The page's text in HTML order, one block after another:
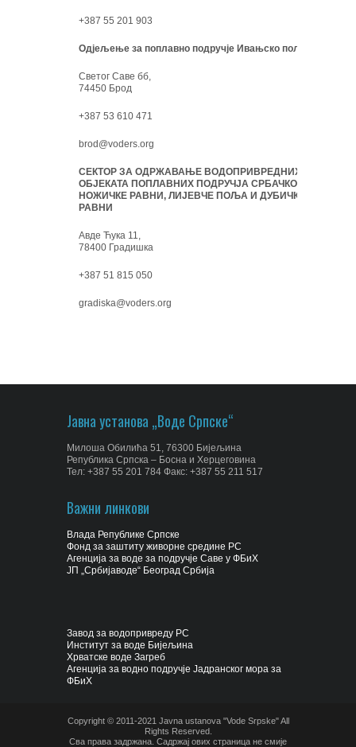
+387 55 201 903
Одјељење за поплавно подручје Ивањско поље:
Светог Саве бб,
74450 Брод
+387 53 610 471
brod@voders.org
СЕКТОР ЗА ОДРЖАВАЊЕ ВОДОПРИВРЕДНИХ
ОБЈЕКАТА ПОПЛАВНИХ ПОДРУЧЈА СРБАЧКО-
НОЖИЧКЕ РАВНИ, ЛИЈЕВЧЕ ПОЉА И ДУБИЧКЕ
РАВНИ
Авде Ћука 11,
78400 Градишка
+387 51 815 050
gradiska@voders.org
Јавна установа „Воде Српске“
Милоша Обилића 51, 76300 Бијељина
Република Српска – Босна и Херцеговина
Тел: +387 55 201 784 Факс: +387 55 211 517
Важни линкови
Влада Републике Српске
Фонд за заштиту живорне средине РС
Агенција за воде за подручје Саве у ФБиХ
ЈП „Србијаводе“ Београд Србија
Завод за водопривреду РС
Институт за воде Бијељина
Хрватске воде Загреб
Агенција за водно подручје Јадранског мора за
ФБиХ
Copyright © 2011-2021 Javna ustanova "Vode Srpske" All
Rights Reserved.
Сва права задржана. Садржај ових страница не смије